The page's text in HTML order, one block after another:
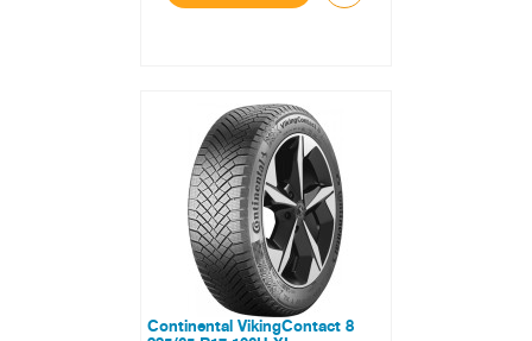
нет в наличии
0 отзывов
Continental VikingContact 8